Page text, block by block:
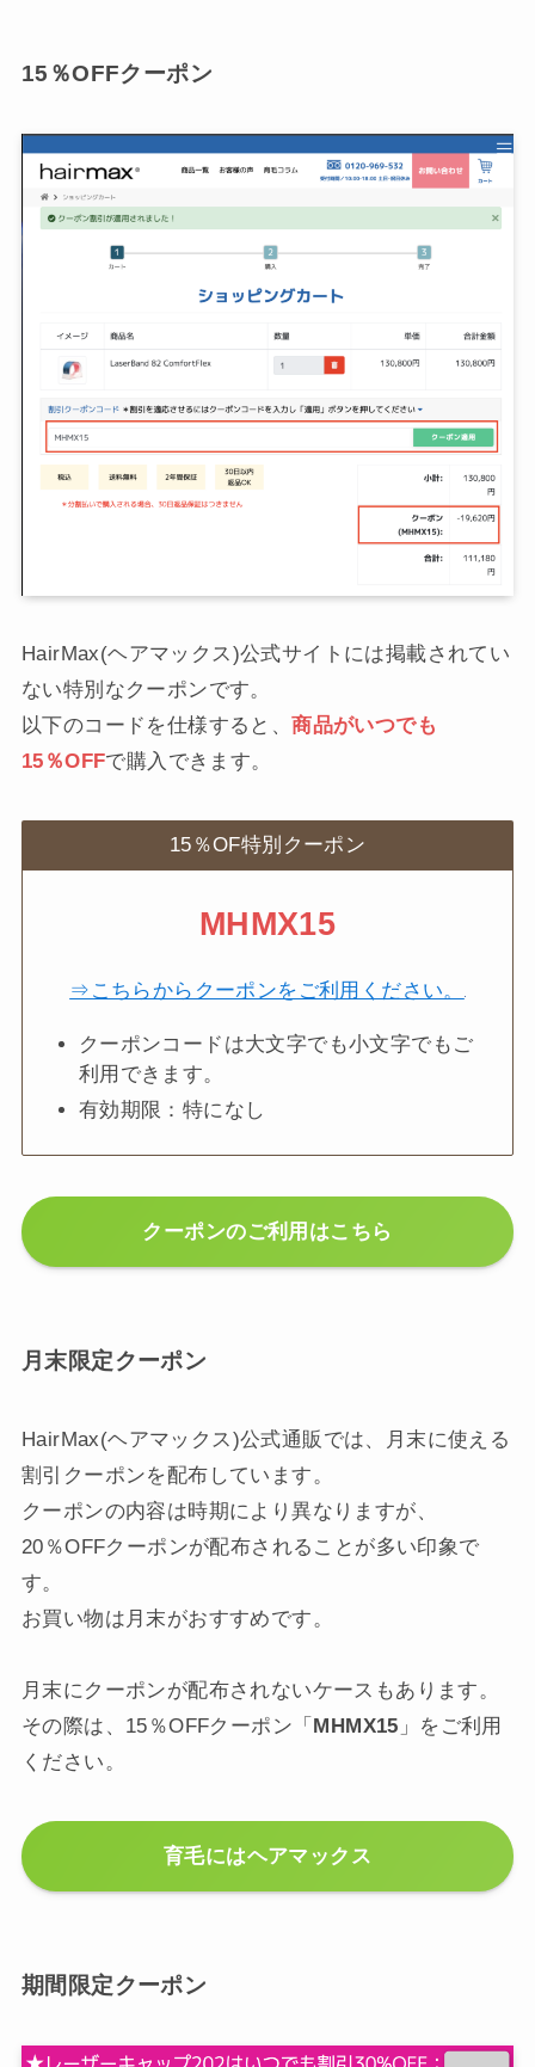
15％OFFクーポン
HairMax(ヘアマックス)公式サイトには掲載されてい
ない特別なクーポンです。
以下のコードを仕様すると、商品がいつでも
15％OFFで購入できます。
15％OF特別クーポン
MHMX15
⇒こちらからクーポンをご利用ください。
クーポンコードは大文字でも小文字でもご
利用できます。
有効期限：特になし
クーポンのご利用はこちら
月末限定クーポン
HairMax(ヘアマックス)公式通販では、月末に使える
割引クーポンを配布しています。
クーポンの内容は時期により異なりますが、
20％OFFクーポンが配布されることが多い印象で
す。
お買い物は月末がおすすめです。
月末にクーポンが配布されないケースもあります。
その際は、15％OFFクーポン「 MHMX15 」をご利用
ください。
育毛にはヘアマックス
期間限定クーポン